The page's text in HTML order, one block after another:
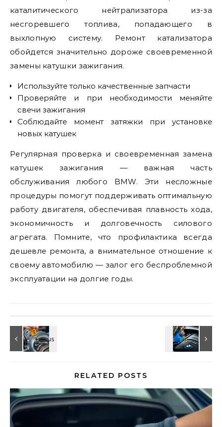
каталитического нейтрализатора из-за
несгоревшего топлива, попадающего в
выхлопную систему. Ремонт катализатора
обойдется значительно дороже своевременной
замены катушки зажигания.
Используйте только качественные запчасти
Проверяйте и при необходимости меняйте
свечи зажигания
Соблюдайте момент затяжки при установке
новых катушек
Регулярная проверка и своевременная замена
катушек зажигания — важная часть
обслуживания любого BMW. Эти несложные
процедуры помогут поддерживать оптимальную
работу двигателя, обеспечивая плавность хода,
экономичность и долговечность силового
агрегата. Помните, что профилактика всегда
дешевле ремонта, а внимательное отношение к
своему автомобилю — залог его беспроблемной
эксплуатации на долгие годы.
RELATED POSTS